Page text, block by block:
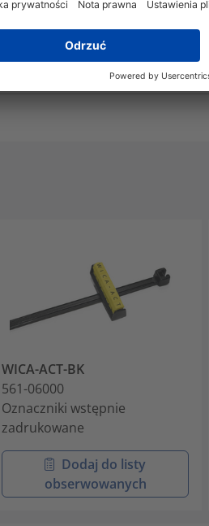
Nie
-40°C do +85°C
Tak
WICA-ACT-BK
561-06000
Oznaczniki wstępnie
zadrukowane
Dodaj do listy
obserwowanych